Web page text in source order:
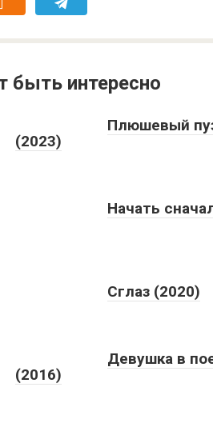
интересно
Плюшевый
(2023)
Начать
Сглаз (2020)
Девушка в
(2016)